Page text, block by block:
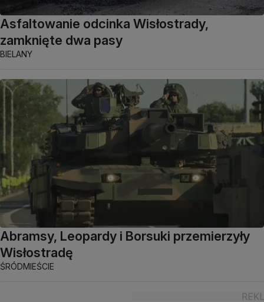
Asfaltowanie odcinka Wisłostrady,
zamknięte dwa pasy
BIELANY
Abramsy, Leopardy i Borsuki przemierzyły
Wisłostradę
ŚRÓDMIEŚCIE